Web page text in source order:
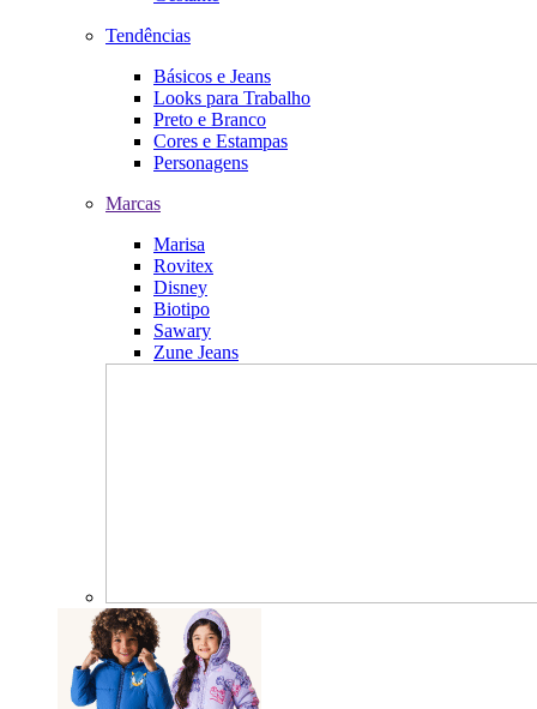
Tendências
Básicos e Jeans
Looks para Trabalho
Preto e Branco
Cores e Estampas
Personagens
Marcas
Marisa
Rovitex
Disney
Biotipo
Sawary
Zune Jeans